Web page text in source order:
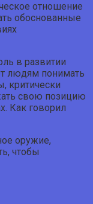
отношение
обоснованные
в развитии
людям понимать
критически
свою позицию
Как говорил
оружие,
чтобы